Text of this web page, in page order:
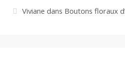
Viviane dans Boutons floraux